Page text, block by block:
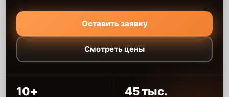
Оставить заявку
Смотреть цены
10+ 45 тыс.